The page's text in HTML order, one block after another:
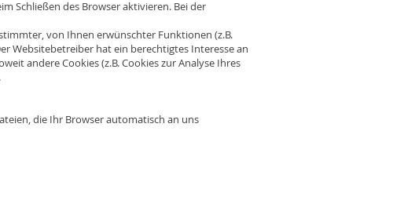
Schließen des Browser aktivieren. Bei der
von Ihnen erwünschter Funktionen (z.B.
Websitebetreiber hat ein berechtigtes Interesse an
andere Cookies (z.B. Cookies zur Analyse Ihres
die Ihr Browser automatisch an uns